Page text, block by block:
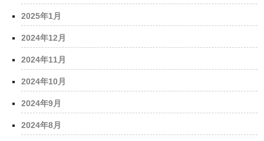
2025年1月
2024年12月
2024年11月
2024年10月
2024年9月
2024年8月